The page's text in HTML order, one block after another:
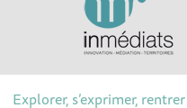
Explorer, s’exprimer,